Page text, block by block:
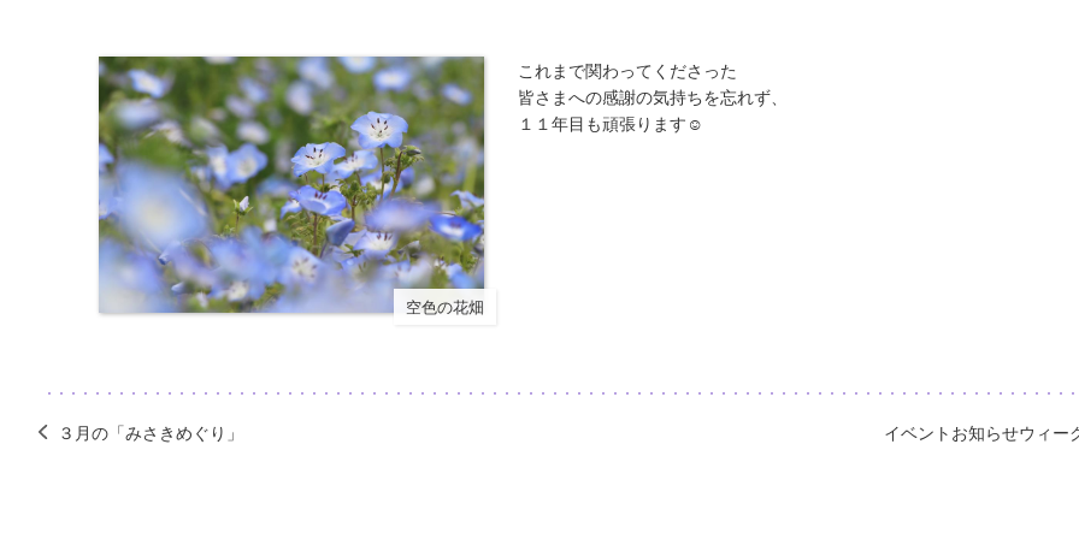
空色の花畑
これまで関わってくださった
皆さまへの感謝の気持ちを忘れず、
１１年目も頑張ります☺️
３月の「みさきめぐり」 イベントお知らせウィ